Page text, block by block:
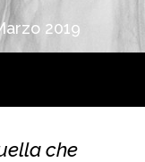
2019
che